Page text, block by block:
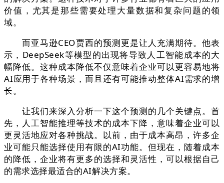
价值，尤其是那些需要处理大量数据和复杂问题的领
域。
而亚马逊CEO贾西的预测更是让人充满期待。他表
示，DeepSeek等模型的出现将导致人工智能成本的大
幅降低。这种成本降低不仅意味着企业可以更容易地将
AI应用于各种场景，而且还有可能推动整体AI需求的增
长。
让我们来深入分析一下这个预测的几个关键点。首
先，人工智能推理等技术的成本下降，意味着企业可以
更灵活地应对各种挑战。以前，由于成本高昂，许多企
业可能只能选择使用有限的AI功能。但现在，随着成本
的降低，企业将有更多的选择和灵活性，可以根据自己
的需求选择最适合的AI解决方案。